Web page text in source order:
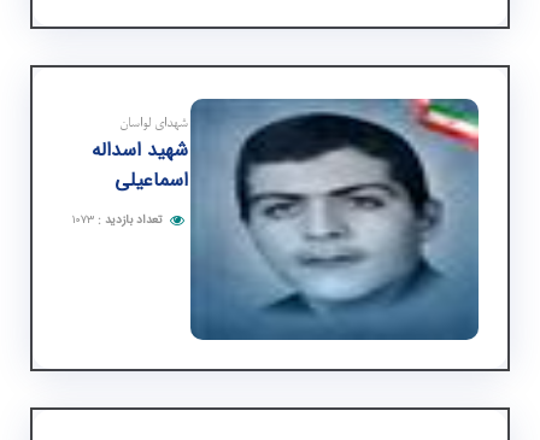
شهدای لواسان
شهید اسداله
اسماعیلی
تعداد بازدید :۱۰۷۳